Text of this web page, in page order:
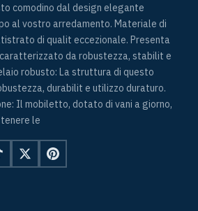
comodino dal design elegante
al vostro arredamento. Materiale di
di qualit eccezionale. Presenta
da robustezza, stabilit e
robusto: La struttura di questo
durabilit e utilizzo duraturo.
Il mobiletto, dotato di vani a giorno,
le